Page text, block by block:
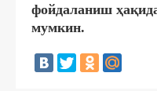
фойдаланиш
мумкин.